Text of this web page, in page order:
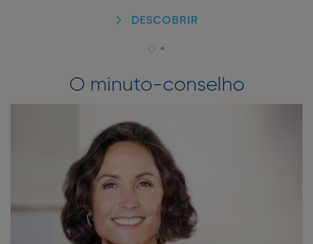
DESCOBRIR
O minuto-conselho